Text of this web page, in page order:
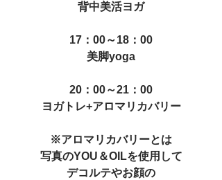
背中美活ヨガ
17：00～18：00
美脚yoga
20：00～21：00
ヨガトレ+アロマリカバリー
※アロマリカバリーとは
写真のYOU＆OILを使用して
デコルテやお顔の